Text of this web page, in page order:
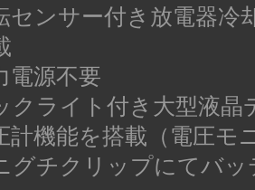
センサー付き放電器冷
電源不要
クライト付き大型液
計機能を搭載（電圧モ
グチクリップにてバ